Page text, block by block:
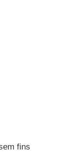
fins